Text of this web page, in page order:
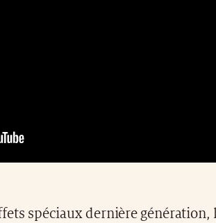
spéciaux dernière génération,